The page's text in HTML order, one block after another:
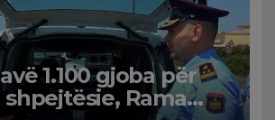
1.100 gjoba për
Rama